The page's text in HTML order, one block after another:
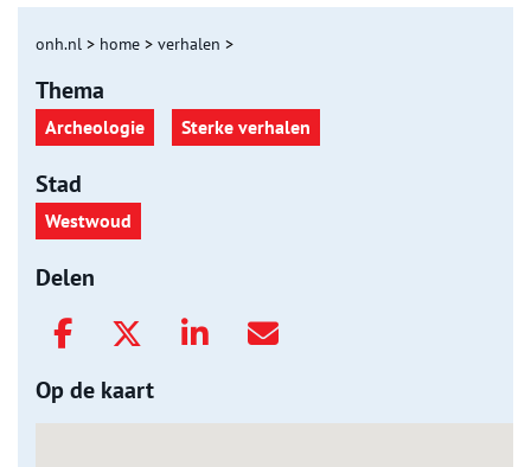
onh.nl > home > verhalen >
Thema
Archeologie Sterke verhalen
Stad
Westwoud
Delen
Op de kaart